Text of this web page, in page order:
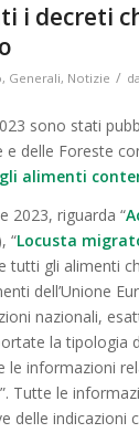
i decreti
, Generali, Notizie / da
sono stati
e delle Foreste
alimenti
2023, riguarda “
“Locusta
tutti gli alimenti
dell’Unione
nazionali,
la tipologia
informazioni
Tutte le
delle indicazioni